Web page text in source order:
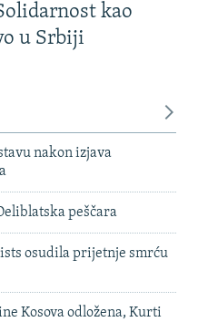
kao
u Srbiji
nakon izjava
peščara
osudila prijetnje smrću
Kosova odložena, Kurti